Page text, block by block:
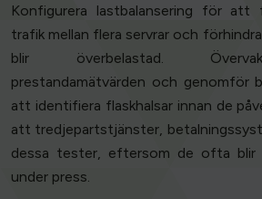
Konfigurera lastbalansering för att
trafik mellan flera servrar och
blir överbelastad.
prestandamätvärden och genomför
att identifiera flaskhalsar innan de
att tredjepartstjänster,
dessa tester, eftersom de ofta blir
under press.